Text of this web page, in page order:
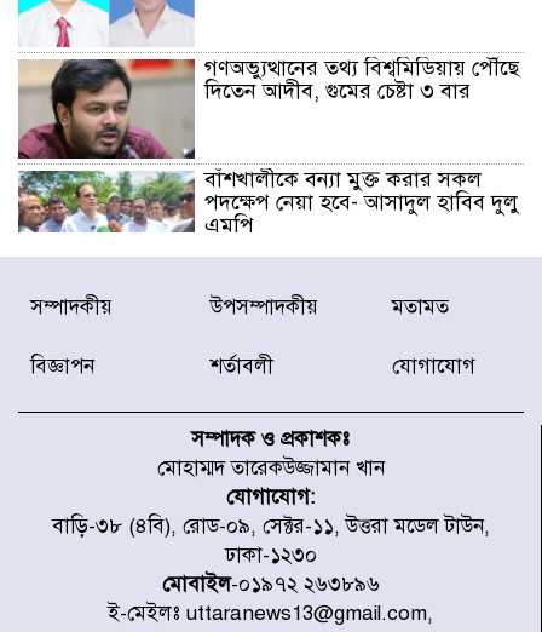
গণঅভ্যুত্থানের তথ্য বিশ্বমিডিয়ায় পৌঁছে
দিতেন আদীব, গুমের চেষ্টা ৩ বার
বাঁশখালীকে বন্যা মুক্ত করার সকল
পদক্ষেপ নেয়া হবে- আসাদুল হাবিব দুলু
এমপি
বিদ্যুৎ-জ্বালানি খাতে অস্থিরতা তৈরির
চেষ্টা করছে একটি চক্র : প্রধানমন্ত্রী
৫ আহত, চীনে বন্দর বন্ধ
চিকিৎসা খাতে জিডিপির ৫ শতাংশ
বরাদ্দের ঘোষণা স্থানীয় সরকার মন্ত্রীর
জুলাই জাদুঘর ঘুরে দেখলেন এনসিপি
সম্পাদকীয় উপসম্পাদকীয় মতামত
বিজ্ঞাপন শর্তাবলী যোগাযোগ
সম্পাদক ও প্রকাশকঃ
মোহাম্মদ তারেকউজ্জামান খান
যোগাযোগ:
বাড়ি-৩৮ (৪বি), রোড-০৯, সেক্টর-১১, উত্তরা মডেল টাউন,
ঢাকা-১২৩০
মোবাইল-০১৯৭২ ২৬৩৮৯৬
ই-মেইলঃ uttaranews13@gmail.com,